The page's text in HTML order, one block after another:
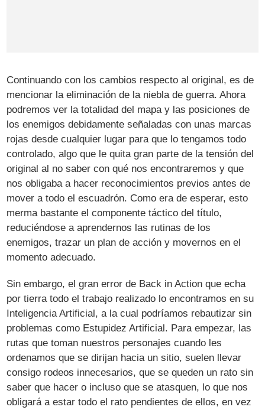
Continuando con los cambios respecto al original, es de
mencionar la eliminación de la niebla de guerra. Ahora
podremos ver la totalidad del mapa y las posiciones de
los enemigos debidamente señaladas con unas marcas
rojas desde cualquier lugar para que lo tengamos todo
controlado, algo que le quita gran parte de la tensión del
original al no saber con qué nos encontraremos y que
nos obligaba a hacer reconocimientos previos antes de
mover a todo el escuadrón. Como era de esperar, esto
merma bastante el componente táctico del título,
reduciéndose a aprendernos las rutinas de los
enemigos, trazar un plan de acción y movernos en el
momento adecuado.
Sin embargo, el gran error de Back in Action que echa
por tierra todo el trabajo realizado lo encontramos en su
Inteligencia Artificial, a la cual podríamos rebautizar sin
problemas como Estupidez Artificial. Para empezar, las
rutas que toman nuestros personajes cuando les
ordenamos que se dirijan hacia un sitio, suelen llevar
consigo rodeos innecesarios, que se queden un rato sin
saber que hacer o incluso que se atasquen, lo que nos
obligará a estar todo el rato pendientes de ellos, en vez